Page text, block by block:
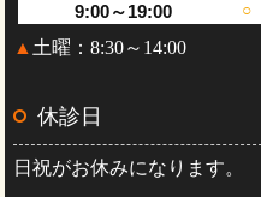
9:00～19:00 ○
▲ 土曜：8:30～14:00
休診日
日祝がお休みになります。